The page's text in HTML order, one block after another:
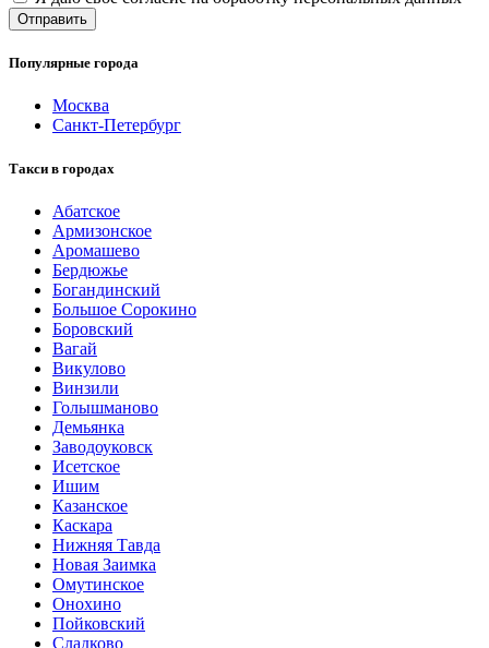
Популярные города
Москва
Санкт-Петербург
Такси в городах
Абатское
Армизонское
Аромашево
Бердюжье
Богандинский
Большое Сорокино
Боровский
Вагай
Викулово
Винзили
Голышманово
Демьянка
Заводоуковск
Исетское
Ишим
Казанское
Каскара
Нижняя Тавда
Новая Заимка
Омутинское
Онохино
Пойковский
Сладково